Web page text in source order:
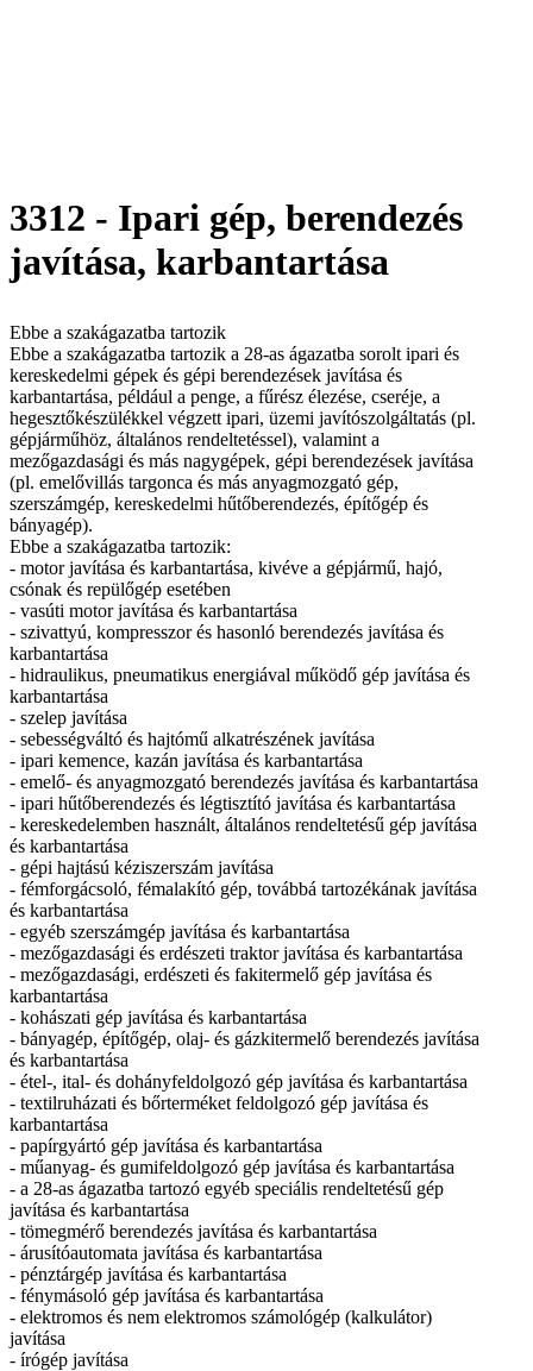
3312 - Ipari gép, berendezés
javítása, karbantartása
Ebbe a szakágazatba tartozik
Ebbe a szakágazatba tartozik a 28-as ágazatba sorolt ipari és
kereskedelmi gépek és gépi berendezések javítása és
karbantartása, például a penge, a fűrész élezése, cseréje, a
hegesztőkészülékkel végzett ipari, üzemi javítószolgáltatás (pl.
gépjárműhöz, általános rendeltetéssel), valamint a
mezőgazdasági és más nagygépek, gépi berendezések javítása
(pl. emelővillás targonca és más anyagmozgató gép,
szerszámgép, kereskedelmi hűtőberendezés, építőgép és
bányagép).
Ebbe a szakágazatba tartozik:
- motor javítása és karbantartása, kivéve a gépjármű, hajó,
csónak és repülőgép esetében
- vasúti motor javítása és karbantartása
- szivattyú, kompresszor és hasonló berendezés javítása és
karbantartása
- hidraulikus, pneumatikus energiával működő gép javítása és
karbantartása
- szelep javítása
- sebességváltó és hajtómű alkatrészének javítása
- ipari kemence, kazán javítása és karbantartása
- emelő- és anyagmozgató berendezés javítása és karbantartása
- ipari hűtőberendezés és légtisztító javítása és karbantartása
- kereskedelemben használt, általános rendeltetésű gép javítása
és karbantartása
- gépi hajtású kéziszerszám javítása
- fémforgácsoló, fémalakító gép, továbbá tartozékának javítása
és karbantartása
- egyéb szerszámgép javítása és karbantartása
- mezőgazdasági és erdészeti traktor javítása és karbantartása
- mezőgazdasági, erdészeti és fakitermelő gép javítása és
karbantartása
- kohászati gép javítása és karbantartása
- bányagép, építőgép, olaj- és gázkitermelő berendezés javítása
és karbantartása
- étel-, ital- és dohányfeldolgozó gép javítása és karbantartása
- textilruházati és bőrterméket feldolgozó gép javítása és
karbantartása
- papírgyártó gép javítása és karbantartása
- műanyag- és gumifeldolgozó gép javítása és karbantartása
- a 28-as ágazatba tartozó egyéb speciális rendeltetésű gép
javítása és karbantartása
- tömegmérő berendezés javítása és karbantartása
- árusítóautomata javítása és karbantartása
- pénztárgép javítása és karbantartása
- fénymásoló gép javítása és karbantartása
- elektromos és nem elektromos számológép (kalkulátor)
javítása
- írógép javítása